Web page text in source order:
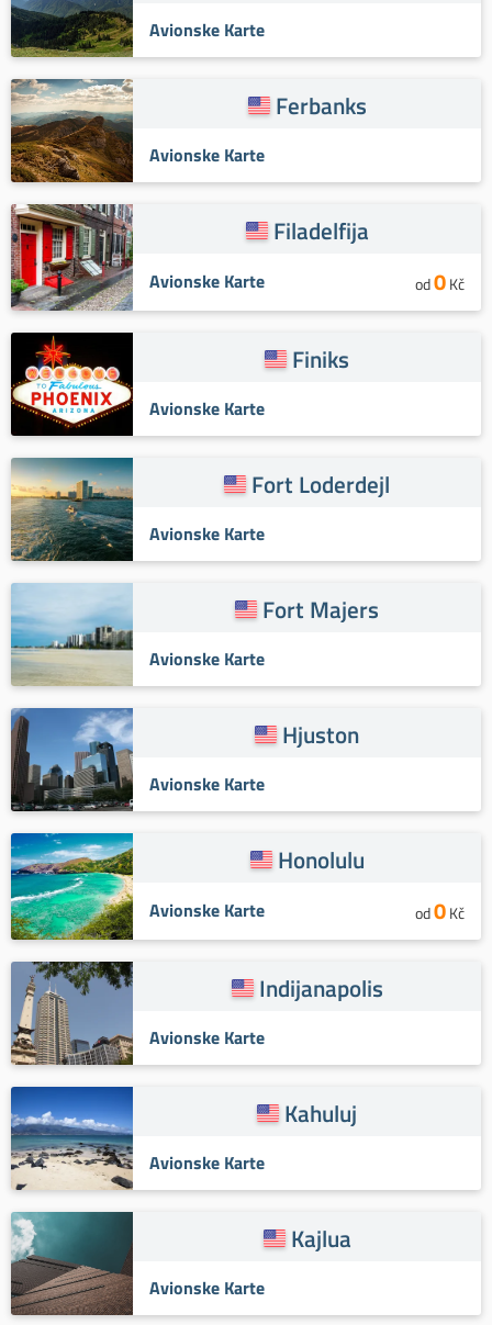
Avionske Karte
Ferbanks
Avionske Karte
Filadelfija
Avionske Karte od0Kč
Finiks
Avionske Karte
Fort Loderdejl
Avionske Karte
Fort Majers
Avionske Karte
Hjuston
Avionske Karte
Honolulu
Avionske Karte od0Kč
Indijanapolis
Avionske Karte
Kahuluj
Avionske Karte
Kajlua
Avionske Karte